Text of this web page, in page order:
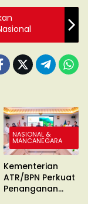
NASIONAL &
MANCANEGARA
Kementerian
ATR/BPN Perkuat
Penanganan